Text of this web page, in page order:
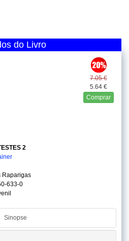
do Livro
7.05 €
5.64 €
Comprar
2
Raparigas
633-0
Sinopse